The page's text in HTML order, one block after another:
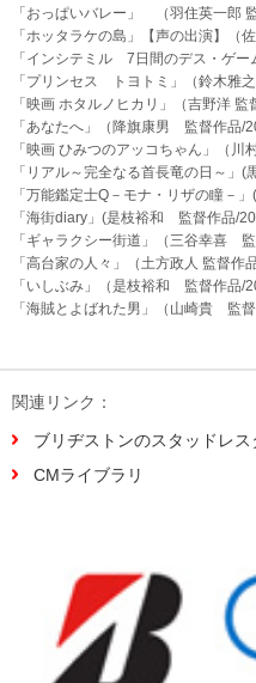
「おっぱいバレー」 （羽住英一郎
「ホッタラケの島」【声の出演】（
「インシテミル 7日間のデス・ゲー
「プリンセス トヨトミ」（鈴木雅
「映画 ホタルノヒカリ」（吉野洋 監
「あなたへ」（降旗康男 監督作品/
「映画 ひみつのアッコちゃん」（川
「リアル～完全なる首長竜の日～」
「万能鑑定士Q－モナ・リザの瞳－
「海街diary」(是枝裕和 監督作品/
「ギャラクシー街道」（三谷幸喜
「高台家の人々」（土方政人 監督作
「いしぶみ」（是枝裕和 監督作品/
「海賊とよばれた男」（山崎貴 監
関連リンク：
ブリヂストンのスタッドレ
CMライブラリ